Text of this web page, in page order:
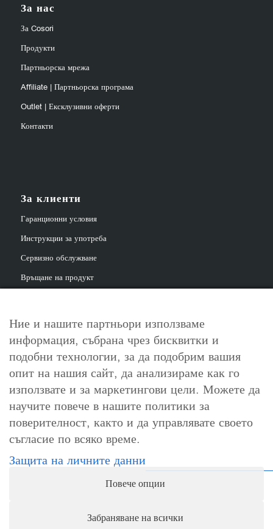
За нас
За Cosori
Продукти
Партньорска мрежа
Affiliate | Партньорска програма
Outlet | Ексклузивни оферти
Контакти
За клиенти
Гаранционни условия
Инструкции за употреба
Сервизно обслужване
Връщане на продукт
За контакт
info@cosori.bg
0898 396 966
Работно време
Понеделник-петък: 10:00-18:00ч.
Събота, неделя и официални празници: почивни дни
Ние и нашите партньори използваме
информация, събрана чрез бисквитки и
подобни технологии, за да подобрим вашия
опит на нашия сайт, да анализираме как го
използвате и за маркетингови цели. Можете да
научите повече в нашите политики за
поверителност, както и да управлявате своето
съгласие по всяко време.
Защита на личните данни
Повече опции
Забраняване на всички